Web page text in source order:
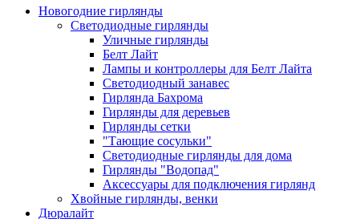
Новогодние гирлянды
Светодиодные гирлянды
Уличные гирлянды
Белт Лайт
Лампы и контроллеры для Белт Лайта
Светодиодный занавес
Гирлянда Бахрома
Гирлянды для деревьев
Гирлянды сетки
"Тающие сосульки"
Светодиодные гирлянды для дома
Гирлянды "Водопад"
Аксессуары для подключения гирлянд
Хвойные гирлянды, венки
Дюралайт